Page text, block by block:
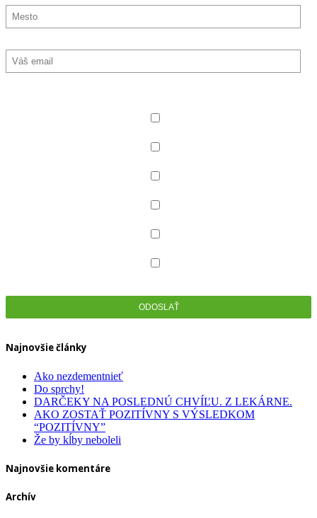
Najnovšie články
Ako nezdementnieť
Do sprchy!
DARČEKY NA POSLEDNÚ CHVÍĽU. Z LEKÁRNE.
AKO ZOSTAŤ POZITÍVNY S VÝSLEDKOM
“POZITÍVNY”
Že by kĺby neboleli
Najnovšie komentáre
Archív